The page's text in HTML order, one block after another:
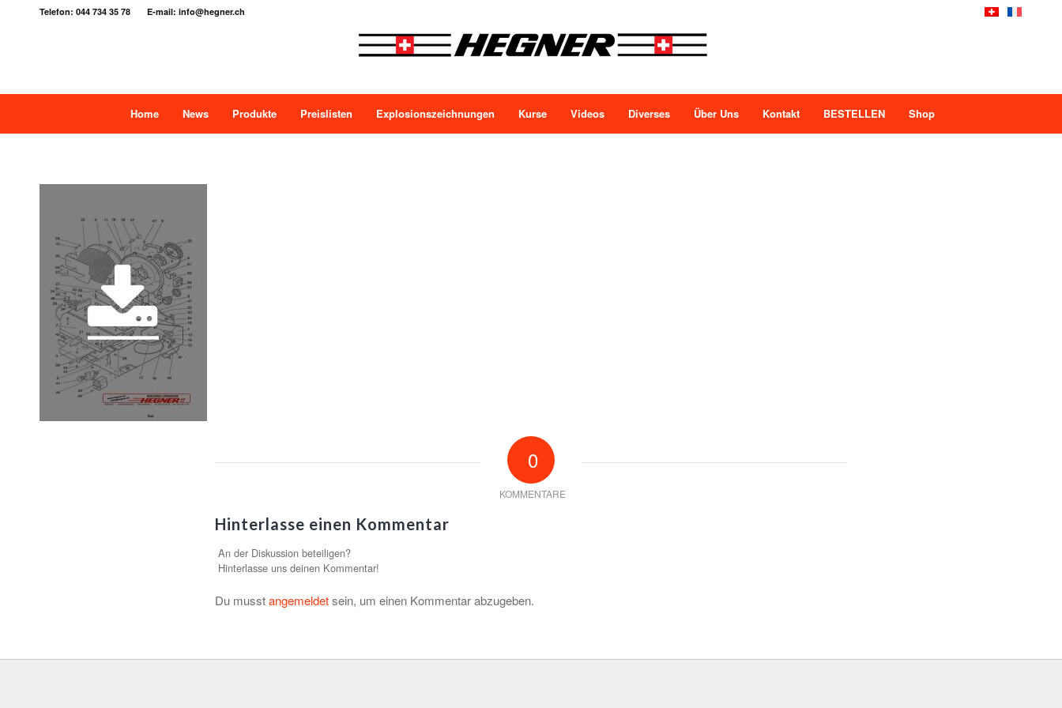
Telefon: 044 734 35 78 E-mail: info@hegner.ch
Home News Produkte Preislisten Explosionszeichnungen Kurse Videos Diverses Über Uns Kontakt BESTELLEN Shop
0
KOMMENTARE
Hinterlasse einen Kommentar
An der Diskussion beteiligen?
Hinterlasse uns deinen Kommentar!
Du musstangemeldetsein, um einen Kommentar abzugeben.